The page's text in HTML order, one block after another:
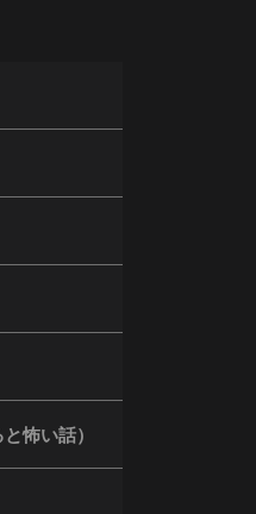
怖い話）